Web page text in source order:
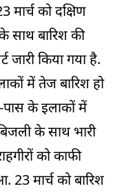
मार्च को दक्षिण
साथ बारिश की
जारी किया गया है.
में तेज बारिश हो
के इलाकों में
के साथ भारी
को काफी
23 मार्च को बारिश